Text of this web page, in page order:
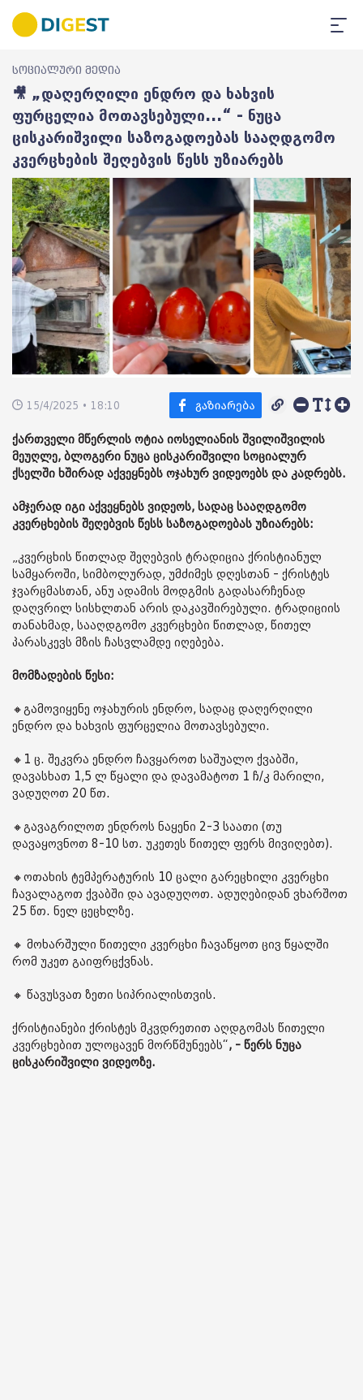
სოციალური მედია
🎥 „დაღერღილი ენდრო და ხახვის
ფურცელია მოთავსებული...“ - ნუცა
ცისკარიშვილი საზოგადოებას სააღდგომო
კვერცხების შეღებვის წესს უზიარებს
15/4/2025 • 18:10
ქართველი მწერლის ოტია იოსელიანის შვილიშვილის
მეუღლე, ბლოგერი ნუცა ცისკარიშვილი სოციალურ
ქსელში ხშირად აქვეყნებს ოჯახურ ვიდეოებს და კადრებს.
ამჯერად იგი აქვეყნებს ვიდეოს, სადაც სააღდგომო
კვერცხების შეღებვის წესს საზოგადოებას უზიარებს:
„კვერცხის წითლად შეღებვის ტრადიცია ქრისტიანულ
სამყაროში, სიმბოლურად, უმძიმეს დღესთან - ქრისტეს
ჯვარცმასთან, ანუ ადამის მოდგმის გადასარჩენად
დაღვრილ სისხლთან არის დაკავშირებული. ტრადიციის
თანახმად, სააღდგომო კვერცხები წითლად, წითელ
პარასკევს მზის ჩასვლამდე იღებება.
მომზადების წესი:
🔸გამოვიყენე ოჯახურის ენდრო, სადაც დაღერღილი
ენდრო და ხახვის ფურცელია მოთავსებული.
🔸1 ც. შეკვრა ენდრო ჩავყაროთ საშუალო ქვაბში,
დავასხათ 1,5 ლ წყალი და დავამატოთ 1 ჩ/კ მარილი,
ვადუღოთ 20 წთ.
🔸გავაგრილოთ ენდროს ნაყენი 2-3 საათი (თუ
დავაყოვნოთ 8-10 სთ. უკეთეს წითელ ფერს მივიღებთ).
🔸ოთახის ტემპერატურის 10 ცალი გარეცხილი კვერცხი
ჩავალაგოთ ქვაბში და ავადუღოთ. ადუღებიდან ვხარშოთ
25 წთ. ნელ ცეცხლზე.
🔸 მოხარშული წითელი კვერცხი ჩავაწყოთ ცივ წყალში
რომ უკეთ გაიფრცქვნას.
🔸 წავუსვათ ზეთი სიპრიალისთვის.
ქრისტიანები ქრისტეს მკვდრეთით აღდგომას წითელი
კვერცხებით ულოცავენ მორწმუნეებს“, - წერს ნუცა
ცისკარიშვილი ვიდეოზე.